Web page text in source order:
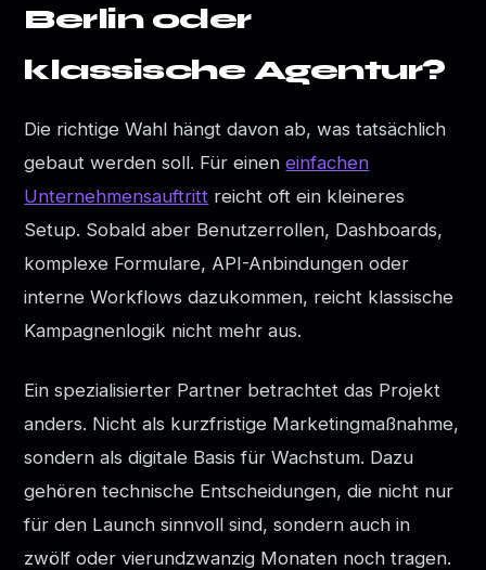
Berlin oder
klassische Agentur?
Die richtige Wahl hängt davon ab, was tatsächlich
gebaut werden soll. Für eineneinfachen
Unternehmensauftritt reicht oft ein kleineres
Setup. Sobald aber Benutzerrollen, Dashboards,
komplexe Formulare, API-Anbindungen oder
interne Workflows dazukommen, reicht klassische
Kampagnenlogik nicht mehr aus.
Ein spezialisierter Partner betrachtet das Projekt
anders. Nicht als kurzfristige Marketingmaßnahme,
sondern als digitale Basis für Wachstum. Dazu
gehören technische Entscheidungen, die nicht nur
für den Launch sinnvoll sind, sondern auch in
zwölf oder vierundzwanzig Monaten noch tragen.